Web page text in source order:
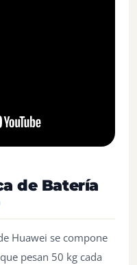
de Batería
Huawei se compone
pesan 50 kg cada